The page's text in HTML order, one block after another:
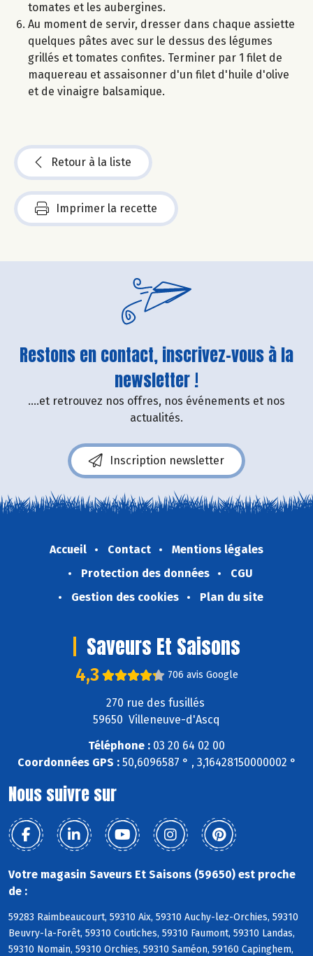
tomates et les aubergines.
Au moment de servir, dresser dans chaque assiette
quelques pâtes avec sur le dessus des légumes
grillés et tomates confites. Terminer par 1 filet de
maquereau et assaisonner d'un filet d'huile d'olive
et de vinaigre balsamique.
Retour à la liste
Imprimer la recette
Restons en contact, inscrivez-vous à la
newsletter !
....et retrouvez nos offres, nos événements et nos
actualités.
Inscription newsletter
Accueil Contact
Mentions légales
Protection des données
CGU
Gestion des cookies
Plan du site
Saveurs Et Saisons
4,3 706 avis Google
270 rue des fusillés
59650 Villeneuve-d'Ascq
Téléphone : 03 20 64 02 00
Coordonnées GPS :50,6096587 ° , 3,16428150000002 °
Nous suivre sur
Votre magasin Saveurs Et Saisons (59650) est proche
de :
59283 Raimbeaucourt, 59310 Aix, 59310 Auchy-lez-Orchies, 59310
Beuvry-la-Forêt, 59310 Coutiches, 59310 Faumont, 59310 Landas,
59310 Nomain, 59310 Orchies, 59310 Saméon, 59160 Capinghem,